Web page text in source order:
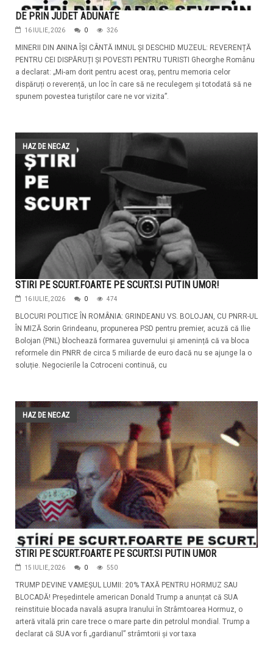
DE PRIN JUDET ADUNATE
16 IULIE, 2026 0 326
MINERII DIN ANINA ÎȘI CÂNTĂ IMNUL ȘI DESCHID MUZEUL: REVERENȚĂ
PENTRU CEI DISPĂRUȚI ȘI POVESTI PENTRU TURISTI Gheorghe Românu
a declarat: „Mi-am dorit pentru acest oraș, pentru memoria celor
dispăruți o reverență, un loc în care să ne reculegem și totodată să ne
spunem povestea turiștilor care ne vor vizita”.
HAZ DE NECAZ
STIRI PE SCURT.FOARTE PE SCURT.SI PUTIN UMOR!
16 IULIE, 2026 0 474
BLOCURI POLITICE ÎN ROMÂNIA: GRINDEANU VS. BOLOJAN, CU PNRR-UL
ÎN MIZĂ Sorin Grindeanu, propunerea PSD pentru premier, acuză că Ilie
Bolojan (PNL) blochează formarea guvernului și amenință că va bloca
reformele din PNRR de circa 5 miliarde de euro dacă nu se ajunge la o
soluție. Negocierile la Cotroceni continuă, cu
HAZ DE NECAZ
STIRI PE SCURT.FOARTE PE SCURT.SI PUTIN UMOR
15 IULIE, 2026 0 550
TRUMP DEVINE VAMEŞUL LUMII: 20% TAXĂ PENTRU HORMUZ SAU
BLOCADĂ! Președintele american Donald Trump a anunțat că SUA
reinstituie blocada navală asupra Iranului în Strâmtoarea Hormuz, o
arteră vitală prin care trece o mare parte din petrolul mondial. Trump a
declarat că SUA vor fi „gardianul” strâmtorii și vor taxa